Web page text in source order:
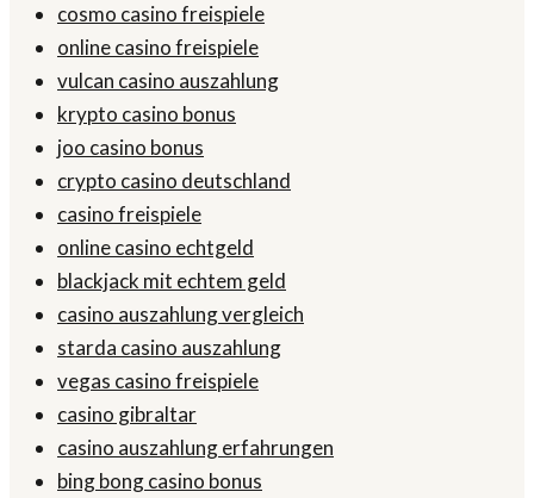
cosmo casino freispiele
online casino freispiele
vulcan casino auszahlung
krypto casino bonus
joo casino bonus
crypto casino deutschland
casino freispiele
online casino echtgeld
blackjack mit echtem geld
casino auszahlung vergleich
starda casino auszahlung
vegas casino freispiele
casino gibraltar
casino auszahlung erfahrungen
bing bong casino bonus